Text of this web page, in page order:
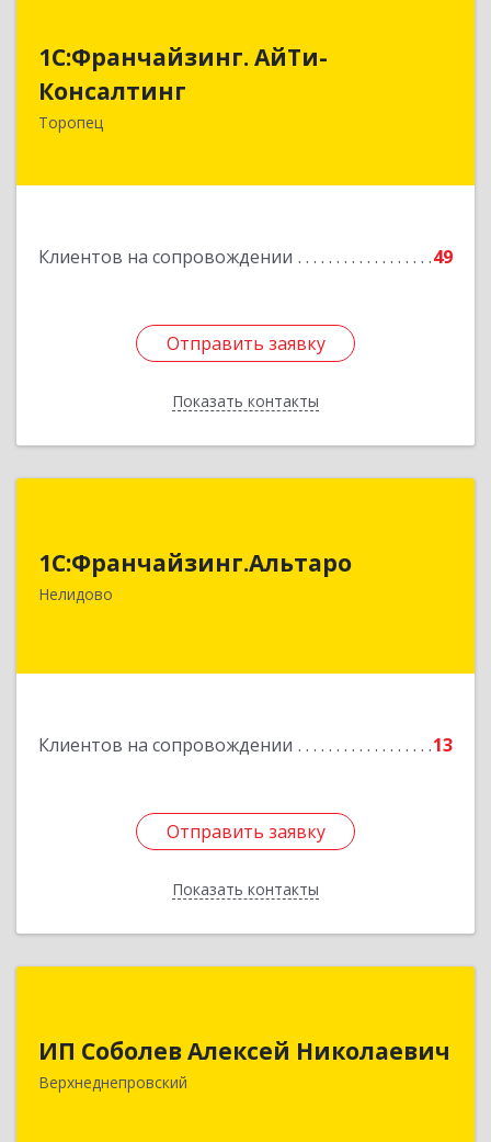
1С:Франчайзинг. АйТи-
Консалтинг
Торопец
Клиентов на сопровождении 49
Отправить заявку
Показать контакты
Консалтинг
Подробнее
Отправить заявку
Назад
1С:Франчайзинг.Альтаро
Нелидово
Клиентов на сопровождении 13
Отправить заявку
Показать контакты
172527, Тверская обл, Нелидово г, Матросова
Отправить заявку
Назад
ИП Соболев Алексей Николаевич
Верхнеднепровский